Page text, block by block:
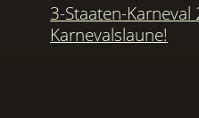
3-Staaten-
Karnevalslaune!